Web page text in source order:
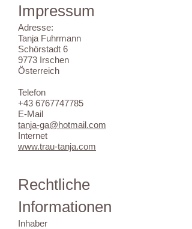
Impressum
Adresse:
Tanja Fuhrmann
Schörstadt 6
9773 Irschen
Österreich
Telefon
+43 6767747785
E-Mail
tanja-ga@hotmail.com
Internet
www.trau-tanja.com
Rechtliche
Informationen
Inhaber